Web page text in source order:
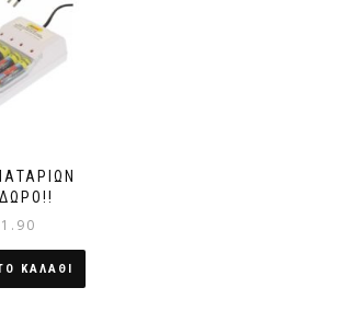
τιμή
είναι:
ΚΑΛΑΘΙ